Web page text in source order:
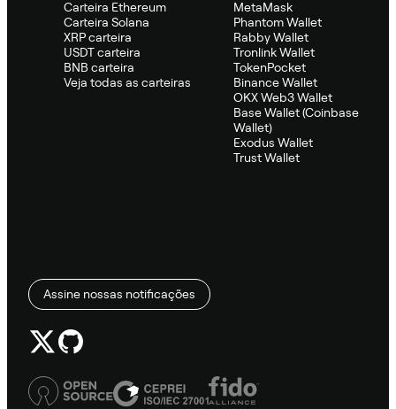
Carteira Ethereum
Carteira Solana
XRP carteira
USDT carteira
BNB carteira
Veja todas as carteiras
MetaMask
Phantom Wallet
Rabby Wallet
Tronlink Wallet
TokenPocket
Binance Wallet
OKX Web3 Wallet
Base Wallet (Coinbase
Wallet)
Exodus Wallet
Trust Wallet
Assine nossas notificações